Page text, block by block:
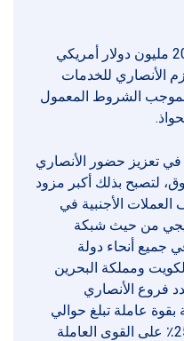
وتبلغ القيمة الاجمالية للصفقة 200 مليون دولار أمريكي
الأنصاري للخدمات
بموجب الشروط المعمول
في تعزيز حضور الأنصاري
لتصبح بذلك أكبر مزود
الأجنبية في
من حيث شبكة
من 410 فروع في جميع أنحاء دولة
ومملكة البحرين
60% على عدد فروع الأنصاري
بقوة عاملة تبلغ حوالي
6000 موظف، أي بزيادة بنسبة 25٪ على القوى العاملة